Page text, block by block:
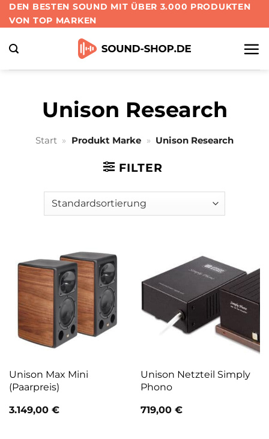
Zum
Inhalt
springen
DEN BESTEN SOUND MIT ÜBER 3.000 PRODUKTEN
VON TOP MARKEN
Unison Research
Start » Produkt Marke » Unison Research
FILTER
Unison Max Mini
(Paarpreis)
3.149,00 €
Unison Netzteil Simply
Phono
719,00 €